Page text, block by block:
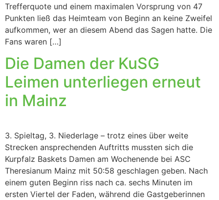
Trefferquote und einem maximalen Vorsprung von 47
Punkten ließ das Heimteam von Beginn an keine Zweifel
aufkommen, wer an diesem Abend das Sagen hatte. Die
Fans waren […]
Die Damen der KuSG
Leimen unterliegen erneut
in Mainz
3. Spieltag, 3. Niederlage – trotz eines über weite
Strecken ansprechenden Auftritts mussten sich die
Kurpfalz Baskets Damen am Wochenende bei ASC
Theresianum Mainz mit 50:58 geschlagen geben. Nach
einem guten Beginn riss nach ca. sechs Minuten im
ersten Viertel der Faden, während die Gastgeberinnen